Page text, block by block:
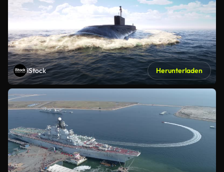
iStock Herunterladen